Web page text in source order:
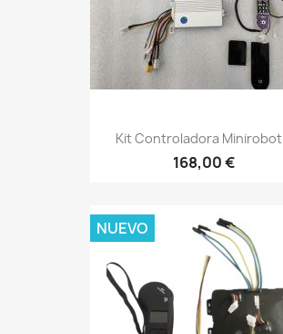
Kit Controladora
168,00 €
NUEVO